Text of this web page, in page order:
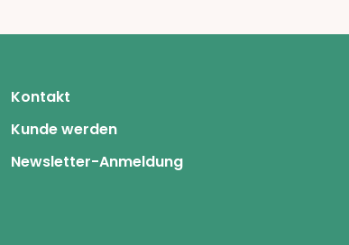
Kontakt
Kunde werden
Newsletter-Anmeldung